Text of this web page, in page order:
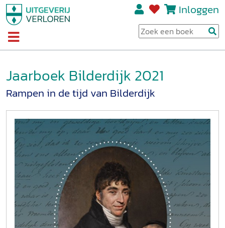
Inloggen
Jaarboek Bilderdijk 2021
Rampen in de tijd van Bilderdijk